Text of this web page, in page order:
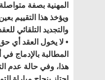
المهنية بصفة
ويؤخذ هذا التقييم
والتجديد التلقائي
• لا يخول العقد أي
المطالبة بالإدماج
هذا، وفي حالة عدم